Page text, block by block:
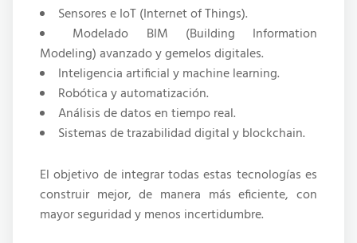
Sensores e IoT (Internet of Things).
Modelado BIM (Building Information
Modeling) avanzado y gemelos digitales.
Inteligencia artificial y machine learning.
Robótica y automatización.
Análisis de datos en tiempo real.
Sistemas de trazabilidad digital y blockchain.
El objetivo de integrar todas estas tecnologías es
construir mejor, de manera más eficiente, con
mayor seguridad y menos incertidumbre.